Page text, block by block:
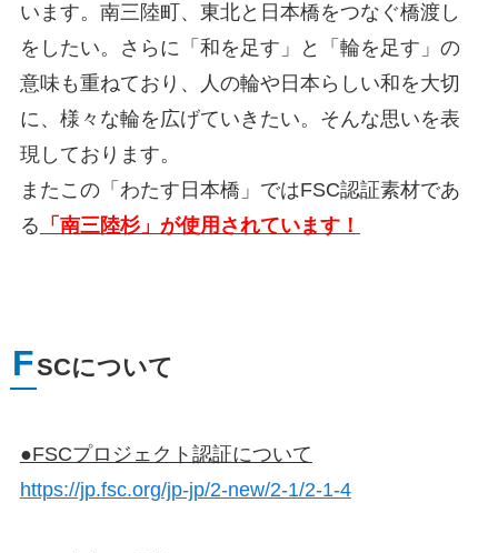
います。南三陸町、東北と日本橋をつなぐ橋渡し
をしたい。さらに「和を足す」と「輪を足す」の
意味も重ねており、人の輪や日本らしい和を大切
に、様々な輪を広げていきたい。そんな思いを表
現しております。
またこの「わたす日本橋」ではFSC認証素材であ
る 「南三陸杉」が使用されています！
FSCについて
●FSCプロジェクト認証について
https://jp.fsc.org/jp-jp/2-new/2-1/2-1-4